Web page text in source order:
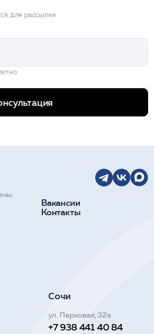
для рассылки
Вакансии
Контакты
Сочи
ул. Парковая, 32а
+7 938 441 40 84